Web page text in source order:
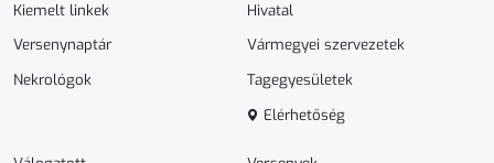
Kiemelt linkek
Versenynaptár
Nekrológok
Hivatal
Vármegyei szervezetek
Tagegyesületek
Elérhetőség